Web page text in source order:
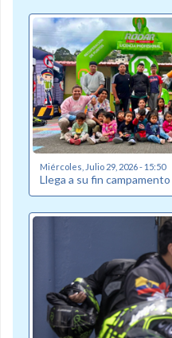
Miércoles, Julio 29, 2026 - 15:50
Llega a su fin